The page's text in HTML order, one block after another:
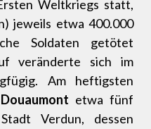
Weltkriegs statt,
jeweils etwa 400.000
Soldaten getötet
veränderte sich im
Am heftigsten
etwa fünf
Verdun, dessen